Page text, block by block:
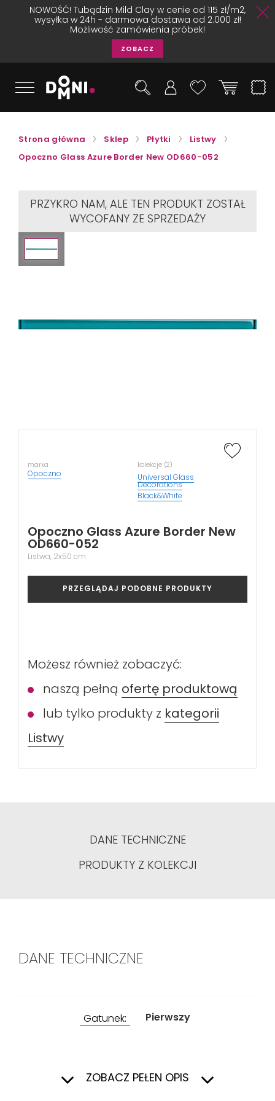
NOWOŚĆ! Tubądzin Mild Clay w cenie od 115 zł/m2,
wysyłka w 24h - darmowa dostawa od 2.000 zł!
Możliwość zamówienia próbek!
ZOBACZ
Strona główna Sklep Płytki
Listwy
Opoczno Glass Azure Border New OD660-052
PRZYKRO NAM, ALE TEN PRODUKT ZOSTAŁ
WYCOFANY ZE SPRZEDAŻY
marka
Opoczno
kolekcje (2)
Universal Glass
Decorations
Black&White
Opoczno Glass Azure Border New
OD660-052
Listwa, 2x50 cm
PRZEGLĄDAJ PODOBNE PRODUKTY
Możesz również zobaczyć:
naszą pełną ofertę produktową
lub tylko produkty z kategorii
Listwy
DANE TECHNICZNE
PRODUKTY Z KOLEKCJI
DANE TECHNICZNE
Gatunek: Pierwszy
ZOBACZ PEŁEN OPIS